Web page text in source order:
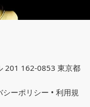
201 162-0853 東京都
シーポリシー • 利用規